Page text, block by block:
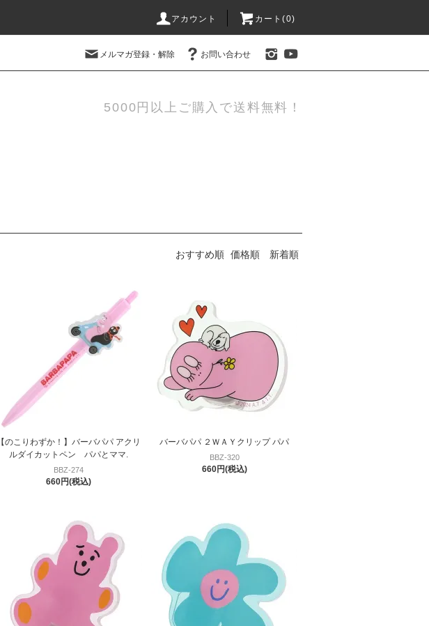
アカウント カート(0)
メルマガ登録・解除 お問い合わせ
5000円以上ご購入で送料無料！
おすすめ順 価格順 新着順
【のこりわずか！】バーバパパ アクリ
ルダイカットペン パパとママ.
BBZ-274
660円(税込)
バーバパパ ２ＷＡＹクリップ パパ
BBZ-320
660円(税込)